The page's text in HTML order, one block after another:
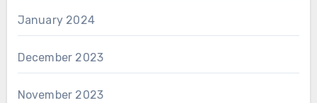
January 2024
December 2023
November 2023